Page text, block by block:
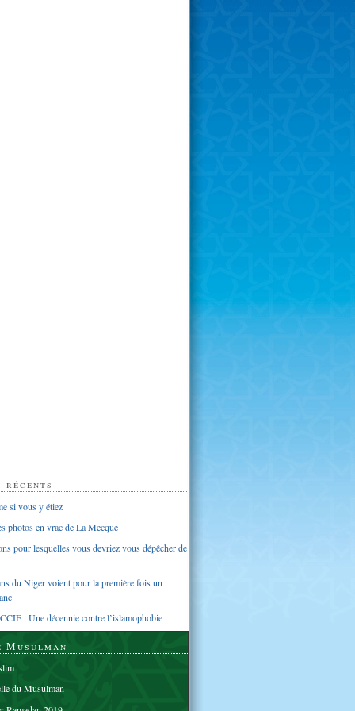
si vous y étiez
photos en vrac de La Mecque
pour lesquelles vous devriez vous dépêcher de
du Niger voient pour la première fois un
: Une décennie contre l’islamophobie
Musulman
du Musulman